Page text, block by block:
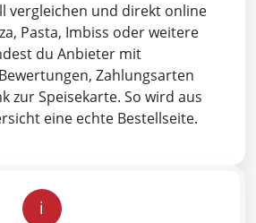
vergleichen und direkt online
Pasta, Imbiss oder weitere
du Anbieter mit
Zahlungsarten
zur Speisekarte. So wird aus
eine echte Bestellseite.
i